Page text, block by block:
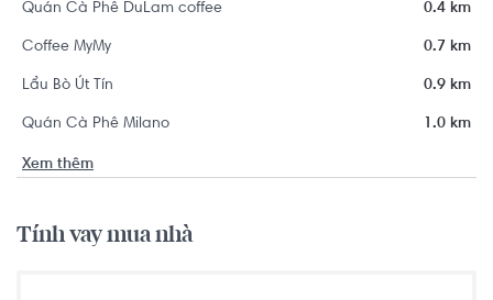
Quán Cà Phê DuLam coffee 0.4 km
Coffee MyMy 0.7 km
Lẩu Bò Út Tín 0.9 km
Quán Cà Phê Milano 1.0 km
Xem thêm
Tính vay mua nhà